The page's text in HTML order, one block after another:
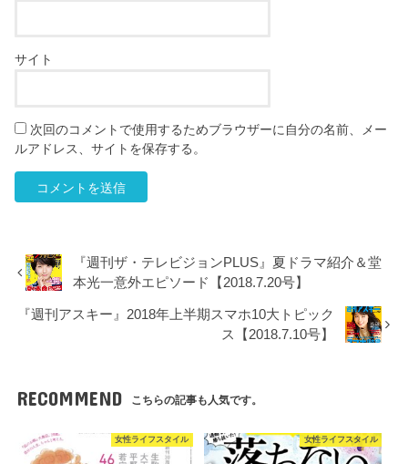
サイト
次回のコメントで使用するためブラウザーに自分の名前、メー
ルアドレス、サイトを保存する。
『週刊ザ・テレビジョンPLUS』夏ドラマ紹介＆堂
本光一意外エピソード【2018.7.20号】
『週刊アスキー』2018年上半期スマホ10大トピック
ス【2018.7.10号】
RECOMMEND こちらの記事も人気です。
女性ライフスタイル 女性ライフスタイル